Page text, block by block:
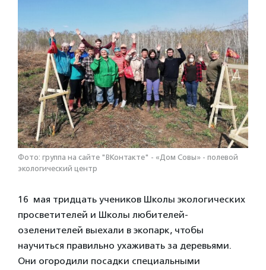
Фото: группа на сайте "ВКонтакте" - «Дом Совы» - полевой
экологический центр
16 мая тридцать учеников Школы экологических
просветителей и Школы любителей-
озеленителей выехали в экопарк, чтобы
научиться правильно ухаживать за деревьями.
Они огородили посадки специальными